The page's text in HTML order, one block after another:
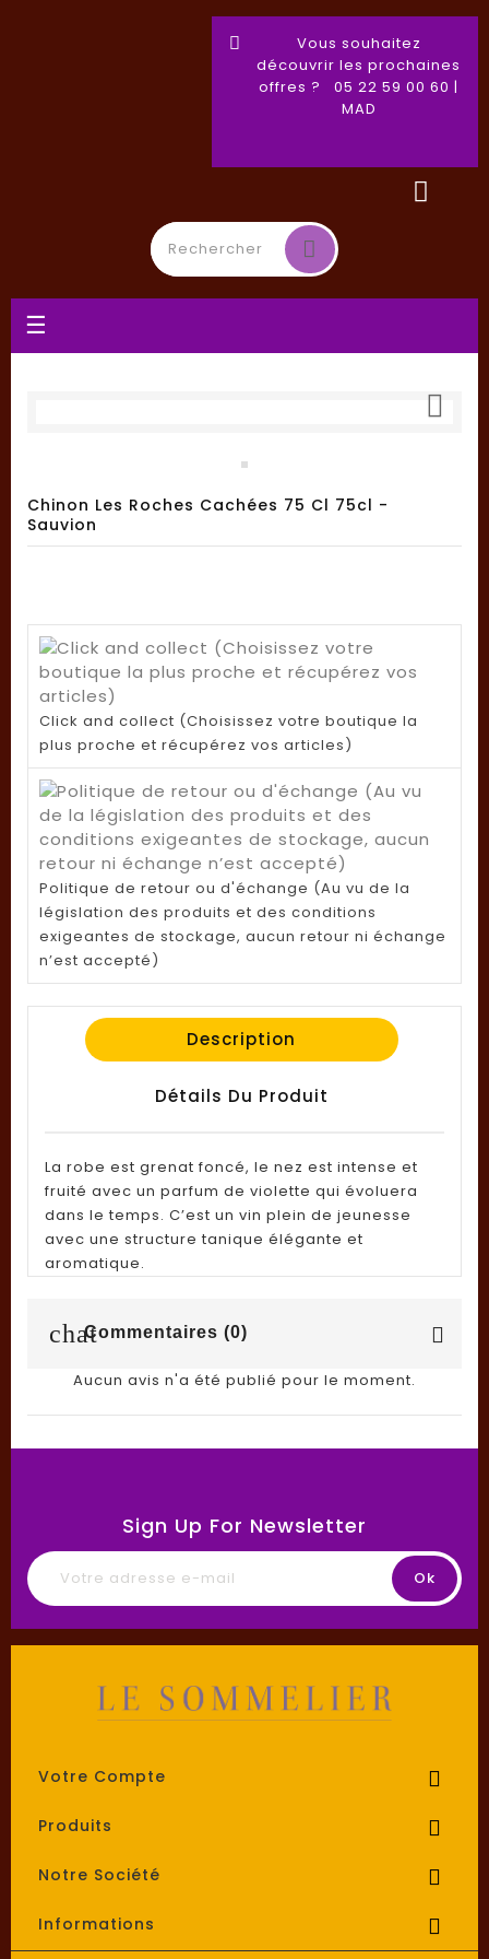
Vous souhaitez
découvrir les prochaines
offres ? 05 22 59 00 60 |
MAD
Basculer
la
☰

Chinon Les Roches Cachées 75 Cl 75cl -
Sauvion
Click and collect (Choisissez votre boutique la
plus proche et récupérez vos articles)
Politique de retour ou d'échange (Au vu de la
législation des produits et des conditions
exigeantes de stockage, aucun retour ni échange
n’est accepté)
Description
Détails Du Produit
La robe est grenat foncé, le nez est intense et
fruité avec un parfum de violette qui évoluera
dans le temps. C’est un vin plein de jeunesse
avec une structure tanique élégante et
aromatique.
chatCommentaires (0)
Aucun avis n'a été publié pour le moment.
Sign Up For Newsletter
Votre Compte 
Produits 
Notre Société 
Informations 